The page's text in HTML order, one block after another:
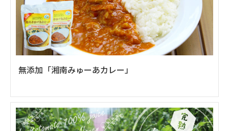
無添加「湘南みゅーあカレー」